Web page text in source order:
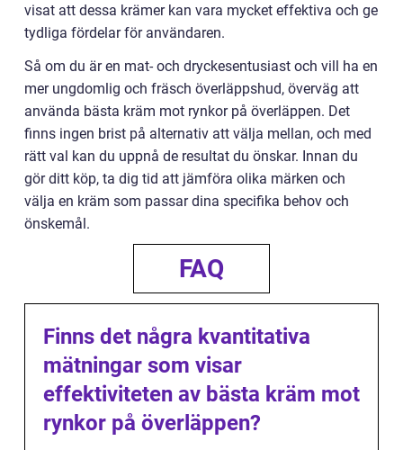
visat att dessa krämer kan vara mycket effektiva och ge
tydliga fördelar för användaren.
Så om du är en mat- och dryckesentusiast och vill ha en
mer ungdomlig och fräsch överläppshud, överväg att
använda bästa kräm mot rynkor på överläppen. Det
finns ingen brist på alternativ att välja mellan, och med
rätt val kan du uppnå de resultat du önskar. Innan du
gör ditt köp, ta dig tid att jämföra olika märken och
välja en kräm som passar dina specifika behov och
önskemål.
FAQ
Finns det några kvantitativa
mätningar som visar
effektiviteten av bästa kräm mot
rynkor på överläppen?